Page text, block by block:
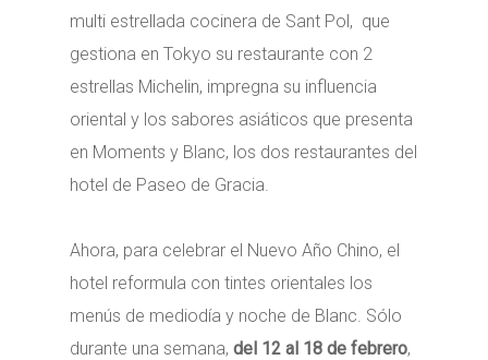
multi estrellada cocinera de Sant Pol, que
gestiona en Tokyo su restaurante con 2
estrellas Michelin, impregna su influencia
oriental y los sabores asiáticos que presenta
en Moments y Blanc, los dos restaurantes del
hotel de Paseo de Gracia.
Ahora, para celebrar el Nuevo Año Chino, el
hotel reformula con tintes orientales los
menús de mediodía y noche de Blanc. Sólo
durante una semana, del 12 al 18 de febrero,